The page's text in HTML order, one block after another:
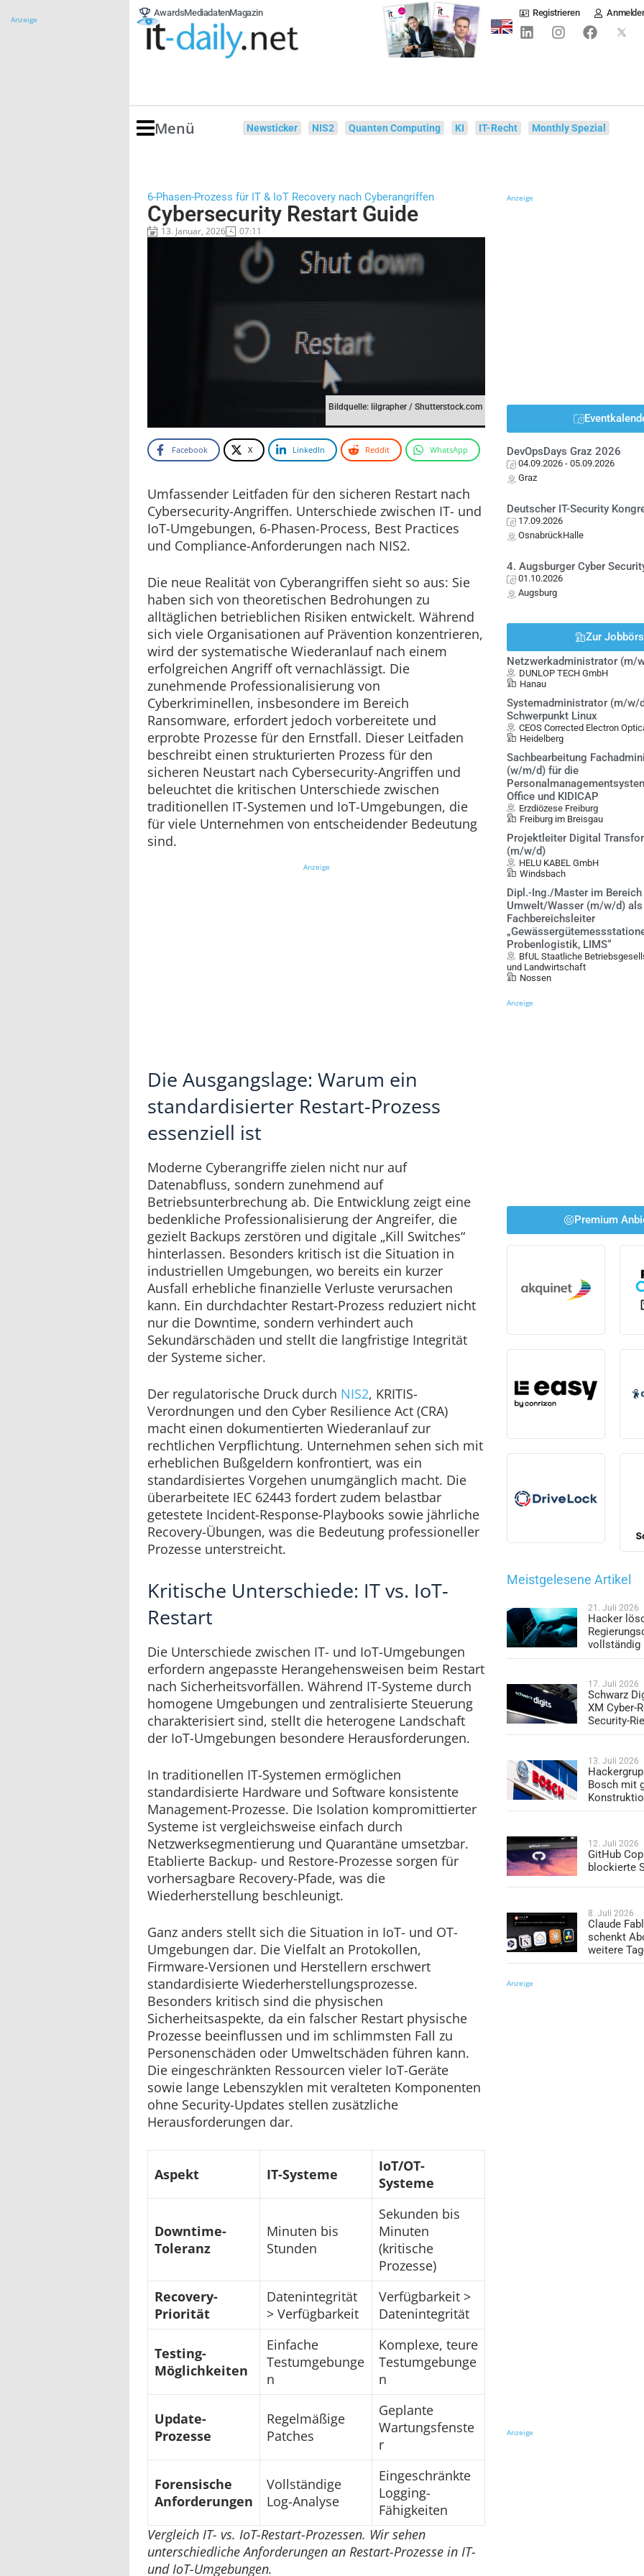
Anzeige
AwardsMediadatenMagazin Registrieren
Menü Newsticker NIS2 Quanten Computing KI IT-Recht Monthly Spezial
6-Phasen-Prozess für IT & IoT Recovery nach Cyberangriffen
Cybersecurity Restart Guide
13. Januar, 2026 07:11
Bildquelle: lilgrapher / Shutterstock.com
Facebook X LinkedIn Reddit WhatsApp
Umfassender Leitfaden für den sicheren Restart nach
Cybersecurity-Angriffen. Unterschiede zwischen IT- und
IoT-Umgebungen, 6-Phasen-Process, Best Practices
und Compliance-Anforderungen nach NIS2.
Die neue Realität von Cyberangriffen sieht so aus: Sie
haben sich von theoretischen Bedrohungen zu
alltäglichen betrieblichen Risiken entwickelt. Während
sich viele Organisationen auf Prävention konzentrieren,
wird der systematische Wiederanlauf nach einem
erfolgreichen Angriff oft vernachlässigt. Die
zunehmende Professionalisierung von
Cyberkriminellen, insbesondere im Bereich
Ransomware, erfordert jedoch vorbereitete und
erprobte Prozesse für den Ernstfall. Dieser Leitfaden
beschreibt einen strukturierten Prozess für den
sicheren Neustart nach Cybersecurity-Angriffen und
beleuchtet die kritischen Unterschiede zwischen
traditionellen IT-Systemen und IoT-Umgebungen, die
für viele Unternehmen von entscheidender Bedeutung
sind.
Anzeige
Die Ausgangslage: Warum ein
standardisierter Restart-Prozess
essenziell ist
Moderne Cyberangriffe zielen nicht nur auf
Datenabfluss, sondern zunehmend auf
Betriebsunterbrechung ab. Die Entwicklung zeigt eine
bedenkliche Professionalisierung der Angreifer, die
gezielt Backups zerstören und digitale „Kill Switches“
hinterlassen. Besonders kritisch ist die Situation in
industriellen Umgebungen, wo bereits ein kurzer
Ausfall erhebliche finanzielle Verluste verursachen
kann. Ein durchdachter Restart-Prozess reduziert nicht
nur die Downtime, sondern verhindert auch
Sekundärschäden und stellt die langfristige Integrität
der Systeme sicher.
Der regulatorische Druck durch NIS2, KRITIS-
Verordnungen und den Cyber Resilience Act (CRA)
macht einen dokumentierten Wiederanlauf zur
rechtlichen Verpflichtung. Unternehmen sehen sich mit
erheblichen Bußgeldern konfrontiert, was ein
standardisiertes Vorgehen unumgänglich macht. Die
überarbeitete IEC 62443 fordert zudem belastbar
getestete Incident-Response-Playbooks sowie jährliche
Recovery-Übungen, was die Bedeutung professioneller
Prozesse unterstreicht.
Kritische Unterschiede: IT vs. IoT-
Restart
Die Unterschiede zwischen IT- und IoT-Umgebungen
erfordern angepasste Herangehensweisen beim Restart
nach Sicherheitsvorfällen. Während IT-Systeme durch
homogene Umgebungen und zentralisierte Steuerung
charakterisiert sind, stellt die heterogene Landschaft
der IoT-Umgebungen besondere Herausforderungen.
In traditionellen IT-Systemen ermöglichen
standardisierte Hardware und Software konsistente
Management-Prozesse. Die Isolation kompromittierter
Systeme ist vergleichsweise einfach durch
Netzwerksegmentierung und Quarantäne umsetzbar.
Etablierte Backup- und Restore-Prozesse sorgen für
vorhersagbare Recovery-Pfade, was die
Wiederherstellung beschleunigt.
Ganz anders stellt sich die Situation in IoT- und OT-
Umgebungen dar. Die Vielfalt an Protokollen,
Firmware-Versionen und Herstellern erschwert
standardisierte Wiederherstellungsprozesse.
Besonders kritisch sind die physischen
Sicherheitsaspekte, da ein falscher Restart physische
Prozesse beeinflussen und im schlimmsten Fall zu
Personenschäden oder Umweltschäden führen kann.
Die eingeschränkten Ressourcen vieler IoT-Geräte
sowie lange Lebenszyklen mit veralteten Komponenten
ohne Security-Updates stellen zusätzliche
Herausforderungen dar.
Aspekt IT-Systeme
IoT/OT-
Systeme
Downtime-
Toleranz
Minuten bis
Stunden
Sekunden bis
Minuten
(kritische
Prozesse)
Recovery-
Priorität
Datenintegrität
> Verfügbarkeit
Verfügbarkeit >
Datenintegrität
Testing-
Möglichkeiten
Einfache
Testumgebunge
n
Komplexe, teure
Testumgebunge
n
Update-
Prozesse
Regelmäßige
Patches
Geplante
Wartungsfenste
r
Forensische
Anforderungen
Vollständige
Log-Analyse
Eingeschränkte
Logging-
Fähigkeiten
Vergleich IT- vs. IoT-Restart-Prozessen. Wir sehen
unterschiedliche Anforderungen an Restart-Prozesse in IT-
und IoT-Umgebungen.
Anzeige
DevOpsDays Graz 2026
04.09.2026 - 05.09.2026
Graz
Deutscher IT-Security
17.09.2026
OsnabrückHalle
4. Augsburger Cyber
01.10.2026
Augsburg
Zur
Netzwerkadministrator (m/
DUNLOP TECH GmbH
Hanau
Systemadministrator (m/w/
Schwerpunkt Linux
CEOS Corrected Electron
Heidelberg
Sachbearbeitung
(w/m/d) für die
Office und KIDICAP
Erzdiözese Freiburg
Freiburg im Breisgau
Projektleiter Digital
(m/w/d)
HELU KABEL GmbH
Windsbach
Dipl.-Ing./Master im Bereich
Umwelt/Wasser (m/w/d) als
Fachbereichsleiter
Probenlogistik, LIMS“
BfUL Staatliche
und Landwirtschaft
Nossen
Anzeige
Premium
Meistgelesene Artikel
21. Juli 2026
Hacker
vollständig
17. Juli 2026
Schwarz
XM Cyber-
Security-
13. Juli 2026
Bosch mit
12. Juli 2026
GitHub
blockierte
8. Juli 2026
Claude
schenkt
weitere
Anzeige
Anzeige